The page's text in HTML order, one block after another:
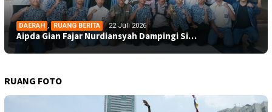
DAERAH , RUANG BERITA 22 Juli 2026
Aipda Gian Fajar Nurdiansyah Dampingi Si…
RUANG FOTO